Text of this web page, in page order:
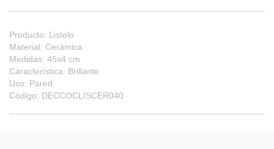
Producto: Listelo
Material: Cerámica
Medidas: 45x4 cm
Característica: Brillante
Uso: Pared
Código: DECCOCLISCER040